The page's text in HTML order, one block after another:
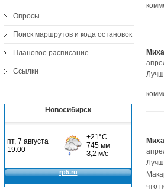
что
Опросы
Поиск маршрутов и кода остановок
Плановое расписание
Ссылки
Новосибирск